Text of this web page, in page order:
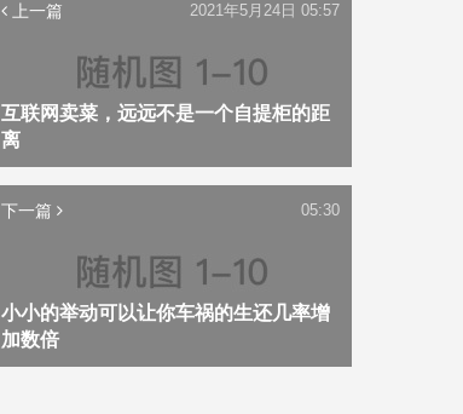
上一篇
互联网卖菜，远远不是一个自提柜的距
离
2021年5月24日 05:57
下一篇
小小的举动可以让你车祸的生还几率增
加数倍
05:30